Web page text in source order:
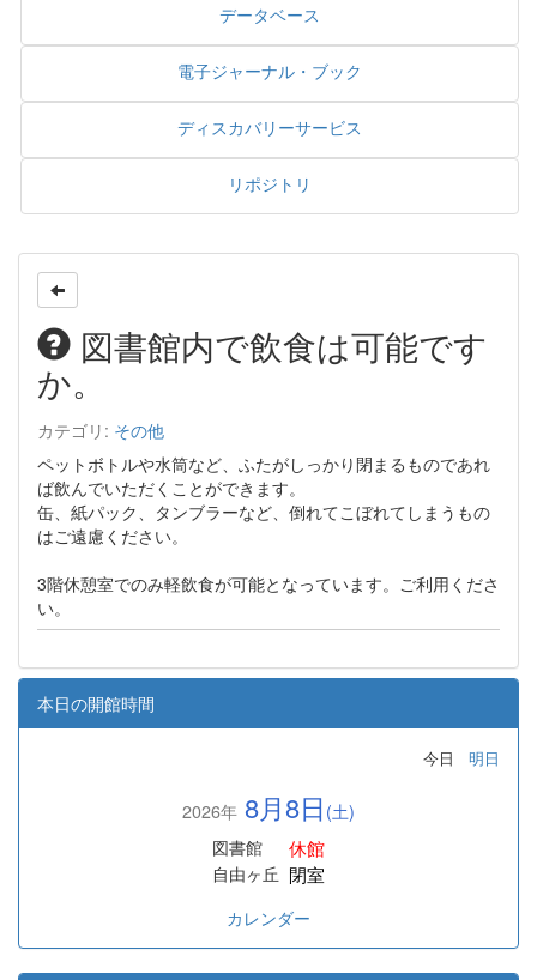
データベース
電子ジャーナル・ブック
ディスカバリーサービス
リポジトリ
図書館内で飲食は可能です
か。
カテゴリ: その他
ペットボトルや水筒など、ふたがしっかり閉まるものであれ
ば飲んでいただくことができます。
缶、紙パック、タンブラーなど、倒れてこぼれてしまうもの
はご遠慮ください。
3階休憩室でのみ軽飲食が可能となっています。ご利用くださ
い。
本日の開館時間
今日 明日
2026年 8月8日 (土)
図書館
休館
自由ヶ丘 閉室
カレンダー